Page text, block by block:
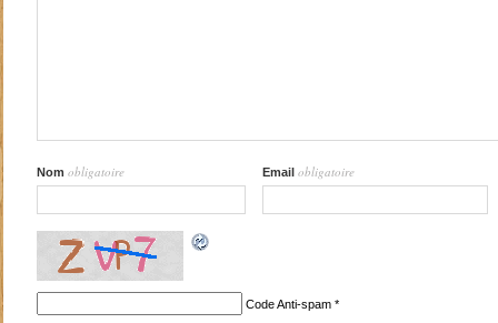
Nom obligatoire Email obligatoire
Code Anti-spam*